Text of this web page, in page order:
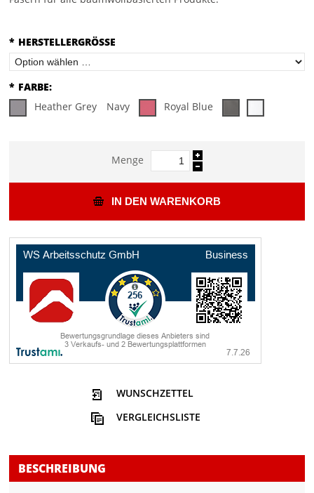
* HERSTELLERGRÖSSE
* FARBE:
Heather Grey
Navy Royal Blue
Menge
IN DEN WARENKORB
WUNSCHZETTEL
VERGLEICHSLISTE
BESCHREIBUNG